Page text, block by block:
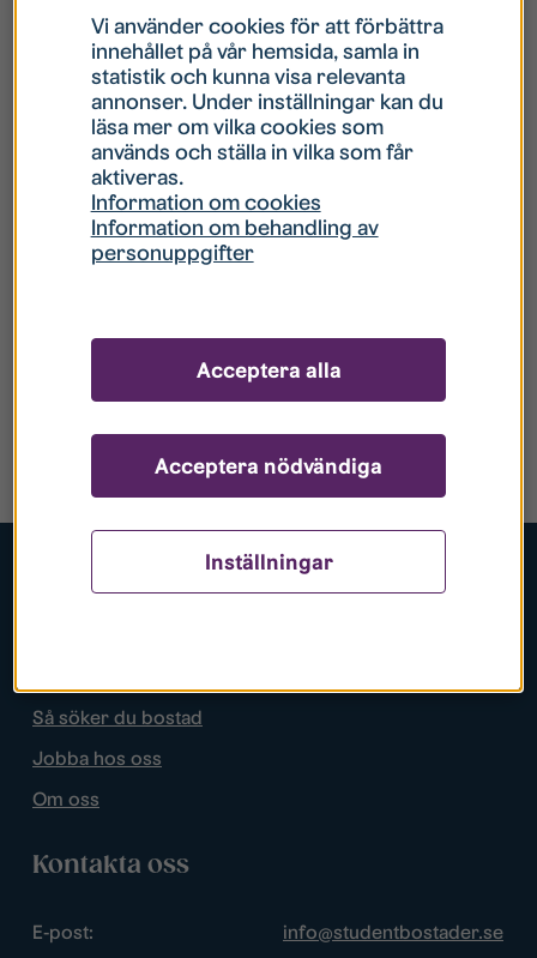
Populära sidor
Så söker du bostad
Jobba hos oss
Om oss
Kontakta oss
E-post:
info@studentbostader.se
Vi använder cookies för att förbättra
innehållet på vår hemsida, samla in
statistik och kunna visa relevanta
annonser. Under inställningar kan du
läsa mer om vilka cookies som
används och ställa in vilka som får
aktiveras.
Information om cookies
Information om behandling av
personuppgifter
Inställningar
Acceptera nödvändiga
Acceptera alla